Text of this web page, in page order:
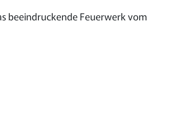
beeindruckende Feuerwerk vom